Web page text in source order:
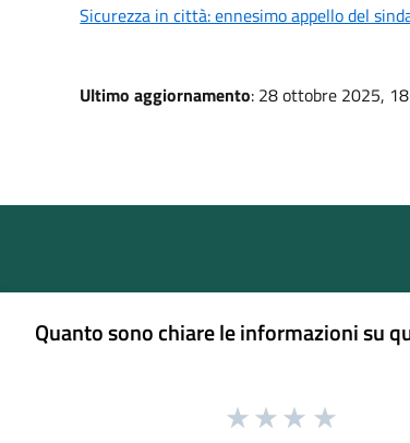
Sicurezza in città: ennesimo appello del
Ultimo aggiornamento: 28 ottobre 2025,
Quanto sono chiare le informazioni su